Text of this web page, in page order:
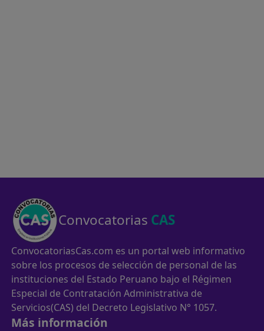
Convocatorias CAS
ConvocatoriasCas.com es un portal web informativo
sobre los procesos de selección de personal de las
instituciones del Estado Peruano bajo el Régimen
Especial de Contratación Administrativa de
Servicios(CAS) del Decreto Legislativo N° 1057.
Más información